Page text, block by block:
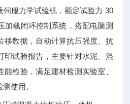
伺服力学试验机，额定试验力 30
加载闭环控制系统，搭配电脑测
移数据，自动计算抗压强度、抗
印试验报告，主要针对水泥、混
检验，满足建材检测实验室、
使用。